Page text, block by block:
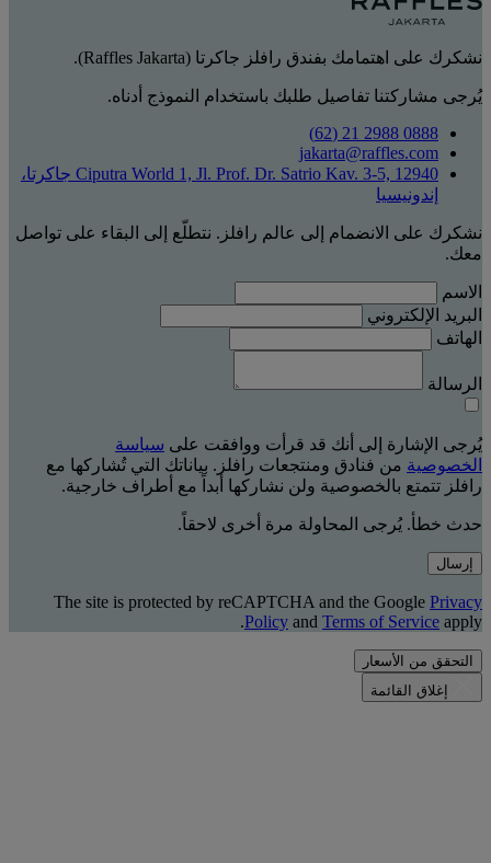
نشكرك على اهتمامك بفندق رافلز جاكرتا (Raffles Jakarta).
يُرجى مشاركتنا تفاصيل طلبك باستخدام النموذج أدناه.
0888 2988 21 (62)
jakarta@raffles.com
Ciputra World 1, Jl. Prof. Dr. Satrio Kav. 3-5, 12940 جاكرتا،
إندونيسيا
نشكرك على الانضمام إلى عالم رافلز. نتطلّع إلى البقاء على تواصل
معك.
الاسم
البريد الإلكتروني
الهاتف
الرسالة
يُرجى الإشارة إلى أنك قد قرأت ووافقت على سياسة
الخصوصية من فنادق ومنتجعات رافلز. بياناتك التي تُشاركها مع
رافلز تتمتع بالخصوصية ولن نشاركها أبداً مع أطراف خارجية.
حدث خطأ. يُرجى المحاولة مرة أخرى لاحقاً.
إرسال
The site is protected by reCAPTCHA and the Google Privacy
Policy and Terms of Service apply.
التحقق من الأسعار
إغلاق القائمة